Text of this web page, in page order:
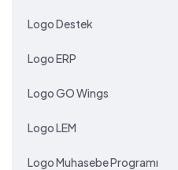
Logo Destek
Logo ERP
Logo GO Wings
Logo LEM
Logo Muhasebe Programı